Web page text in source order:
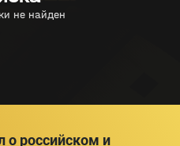
российском и